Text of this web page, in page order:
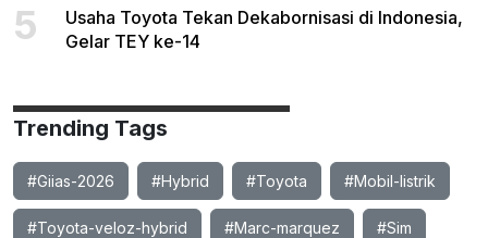
5
Usaha Toyota Tekan Dekabornisasi di Indonesia,
Gelar TEY ke-14
Trending Tags
#Giias-2026 #Hybrid #Toyota #Mobil-listrik
#Toyota-veloz-hybrid #Marc-marquez #Sim